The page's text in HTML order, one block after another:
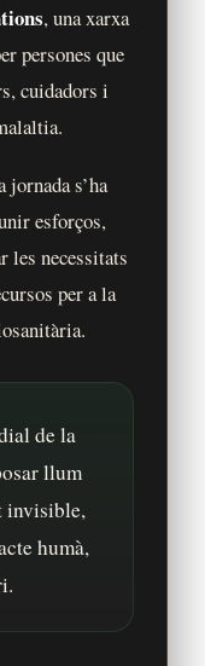
, una xarxa
persones que
cuidadors i
jornada s’ha
esforços,
necessitats
per a la
de la
llum
invisible,
humà,